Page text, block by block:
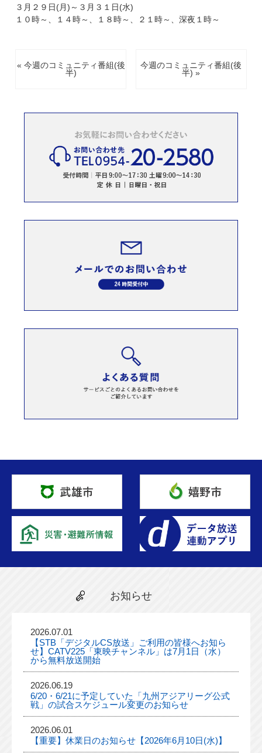
３月２９日(月)～３月３１日(水)
１０時～、１４時～、１８時～、２１時～、深夜１時～
« 今週のコミュニティ番組(後
半)
今週のコミュニティ番組(後
半) »
お知らせ
2026.07.01
【STB「デジタルCS放送」ご利用の皆様へお知ら
せ】CATV225「東映チャンネル」は7月1日（水）
から無料放送開始
2026.06.19
6/20・6/21に予定していた「九州アジアリーグ公式
戦」の試合スケジュール変更のお知らせ
2026.06.01
【重要】休業日のお知らせ【2026年6月10日(水)】